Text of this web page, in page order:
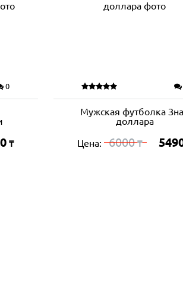
0
₸
Мужская футболка
доллара
Цена: 6000₸